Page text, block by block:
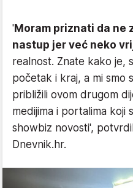
'Moram priznati da ne
nastup jer već neko
realnost. Znate kako je,
početak i kraj, a mi smo
približili ovom drugom
medijima i portalima koji
showbiz novosti',
Dnevnik.hr.